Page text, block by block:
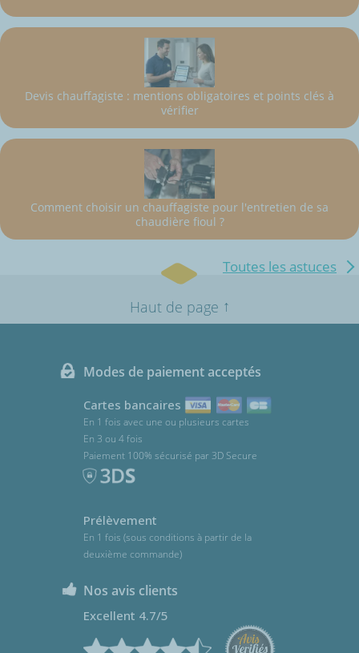
Devis chauffagiste : mentions obligatoires et points clés à
vérifier
Comment choisir un chauffagiste pour l'entretien de sa
chaudière fioul ?
Toutes les astuces
Haut de page ↑
Modes de paiement acceptés
Cartes bancaires
En 1 fois avec une ou plusieurs cartes
En 3 ou 4 fois
Paiement 100% sécurisé par 3D Secure
Prélèvement
En 1 fois (sous conditions à partir de la
deuxième commande)
Nos avis clients
Excellent 4.7/5